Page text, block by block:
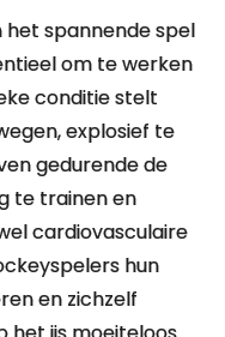
spannende spel
om te werken
conditie stelt
explosief te
gedurende de
te trainen en
cardiovasculaire
hun
en zichzelf